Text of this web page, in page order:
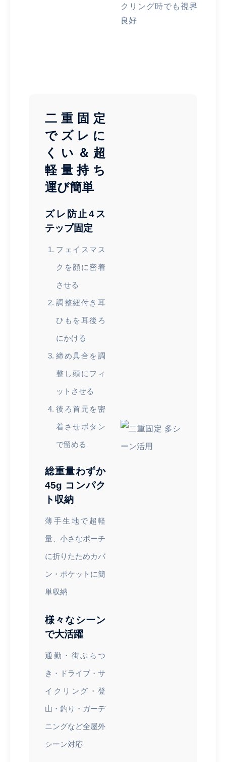
クリング時でも視界
良好
二重固定
でズレに
くい＆超
軽量持ち
運び簡単
ズレ防止4ス
テップ固定
フェイスマス
クを顔に密着
させる
調整紐付き耳
ひもを耳後ろ
にかける
締め具合を調
整し頭にフィ
ットさせる
後ろ首元を密
着させボタン
で留める
総重量わずか
45g コンパク
ト収納
薄手生地で超軽
量、小さなポーチ
に折りたためカバ
ン・ポケットに簡
単収納
様々なシーン
で大活躍
通勤・街ぶらつ
き・ドライブ・サ
イクリング・登
山・釣り・ガーデ
ニングなど全屋外
シーン対応